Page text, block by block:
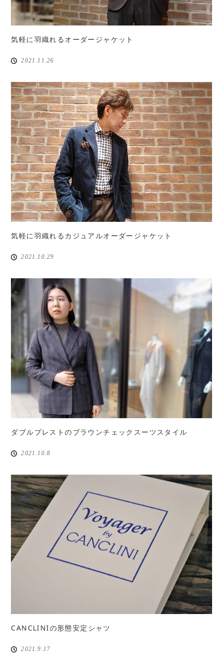
気軽に羽織れるオーダージャケット
2021.11.26
気軽に羽織れるカジュアルオーダージャケット
2021.10.29
ダブルブレストのブラウンチェックスーツスタイル
2021.10.8
CANCLINIの形態安定シャツ
2021.9.17